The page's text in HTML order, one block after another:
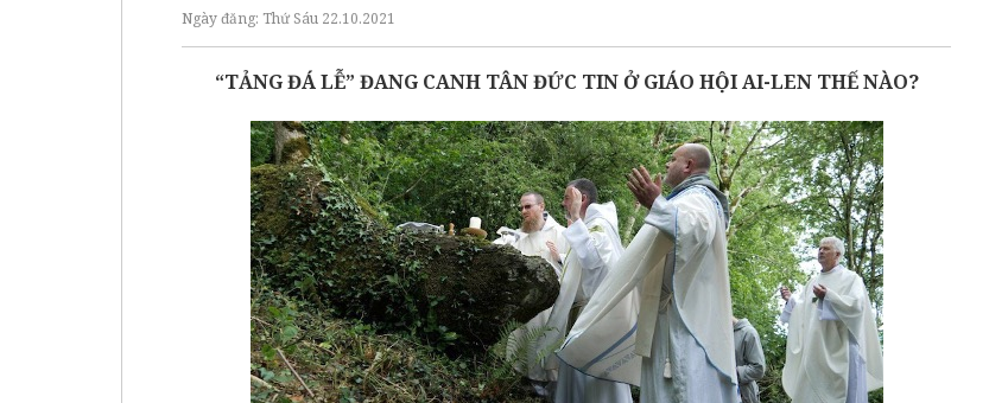
Ngày đăng: Thứ Sáu 22.10.2021
“TẢNG ĐÁ LỄ” ĐANG CANH TÂN ĐỨC TIN Ở GIÁO HỘI AI-LEN THẾ NÀO?